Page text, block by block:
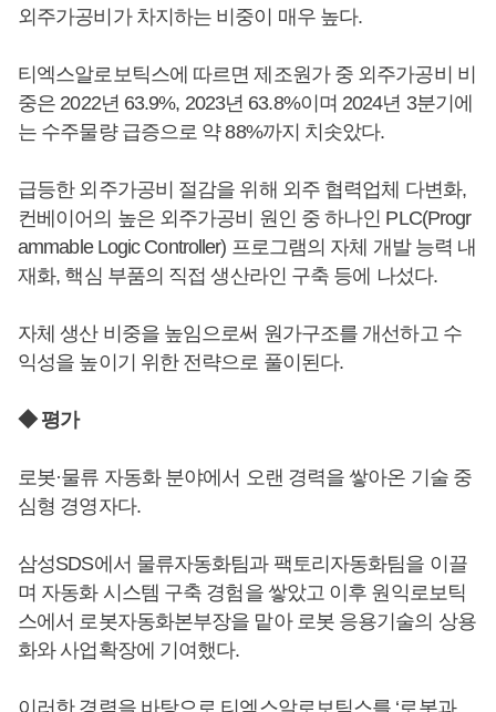
외주가공비가 차지하는 비중이 매우 높다.
티엑스알로보틱스에 따르면 제조원가 중 외주가공비 비
중은 2022년 63.9%, 2023년 63.8%이며 2024년 3분기에
는 수주물량 급증으로 약 88%까지 치솟았다.
급등한 외주가공비 절감을 위해 외주 협력업체 다변화,
컨베이어의 높은 외주가공비 원인 중 하나인 PLC(Progr
ammable Logic Controller) 프로그램의 자체 개발 능력 내
재화, 핵심 부품의 직접 생산라인 구축 등에 나섰다.
자체 생산 비중을 높임으로써 원가구조를 개선하고 수
익성을 높이기 위한 전략으로 풀이된다.
◆ 평가
로봇·물류 자동화 분야에서 오랜 경력을 쌓아온 기술 중
심형 경영자다.
삼성SDS에서 물류자동화팀과 팩토리자동화팀을 이끌
며 자동화 시스템 구축 경험을 쌓았고 이후 원익로보틱
스에서 로봇자동화본부장을 맡아 로봇 응용기술의 상용
화와 사업확장에 기여했다.
이러한 경력을 바탕으로 티엑스알로보틱스를 ‘로봇과